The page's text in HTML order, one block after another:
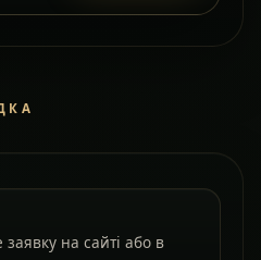
на сайті або в